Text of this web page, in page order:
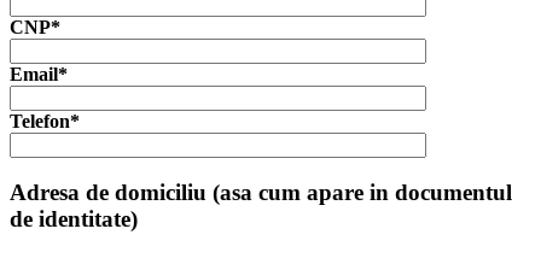
CNP*
Email*
Telefon*
Adresa de domiciliu (asa cum apare in documentul
de identitate)